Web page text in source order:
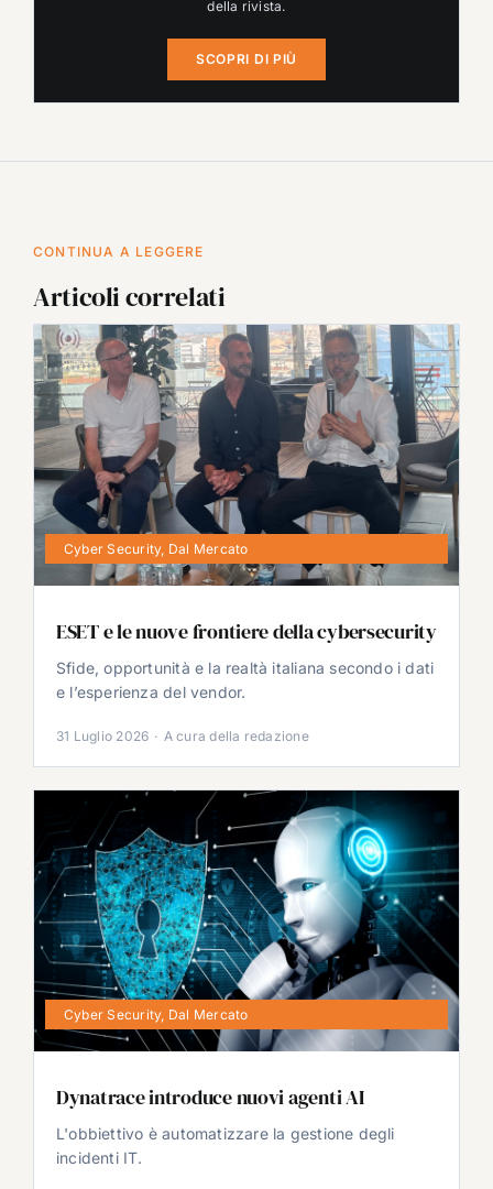
della rivista.
SCOPRI DI PIÙ
CONTINUA A LEGGERE
Articoli correlati
Cyber Security, Dal Mercato
ESET e le nuove frontiere della cybersecurity
Sfide, opportunità e la realtà italiana secondo i dati
e l’esperienza del vendor.
31 Luglio 2026 · A cura della redazione
Cyber Security, Dal Mercato
Dynatrace introduce nuovi agenti AI
L'obbiettivo è automatizzare la gestione degli
incidenti IT.